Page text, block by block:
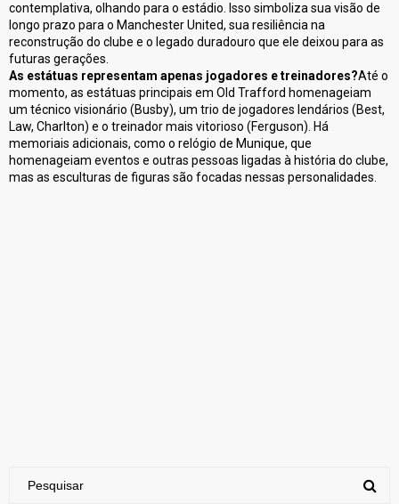
contemplativa, olhando para o estádio. Isso simboliza sua visão de
longo prazo para o Manchester United, sua resiliência na
reconstrução do clube e o legado duradouro que ele deixou para as
futuras gerações.
As estátuas representam apenas jogadores e treinadores?Até o
momento, as estátuas principais em Old Trafford homenageiam
um técnico visionário (Busby), um trio de jogadores lendários (Best,
Law, Charlton) e o treinador mais vitorioso (Ferguson). Há
memoriais adicionais, como o relógio de Munique, que
homenageiam eventos e outras pessoas ligadas à história do clube,
mas as esculturas de figuras são focadas nessas personalidades.